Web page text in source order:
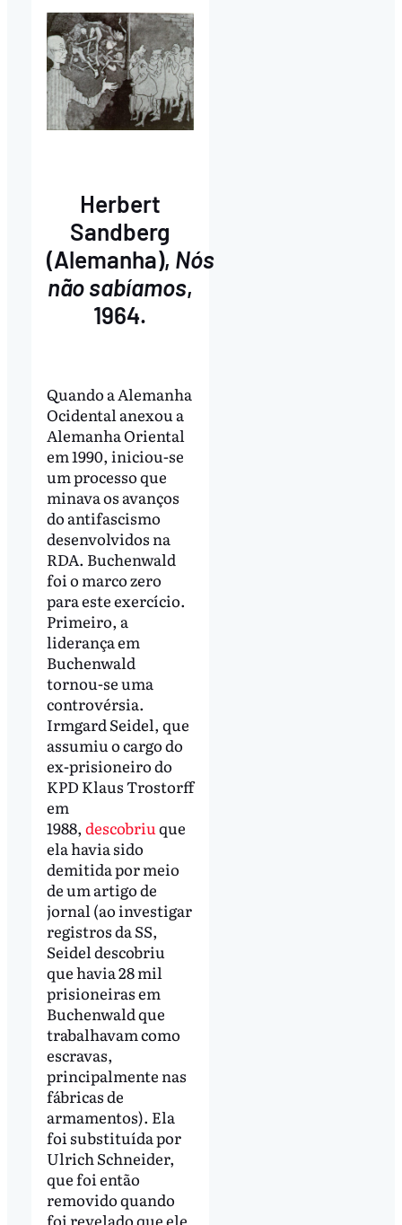
Herbert
Sandberg
(Alemanha), Nós
não sabíamos,
1964.
Quando a Alemanha
Ocidental anexou a
Alemanha Oriental
em 1990, iniciou-se
um processo que
minava os avanços
do antifascismo
desenvolvidos na
RDA. Buchenwald
foi o marco zero
para este exercício.
Primeiro, a
liderança em
Buchenwald
tornou-se uma
controvérsia.
Irmgard Seidel, que
assumiu o cargo do
ex-prisioneiro do
KPD Klaus Trostorff
em
1988, descobriuque
ela havia sido
demitida por meio
de um artigo de
jornal (ao investigar
registros da SS,
Seidel descobriu
que havia 28 mil
prisioneiras em
Buchenwald que
trabalhavam como
escravas,
principalmente nas
fábricas de
armamentos). Ela
foi substituída por
Ulrich Schneider,
que foi então
removido quando
foi revelado que ele